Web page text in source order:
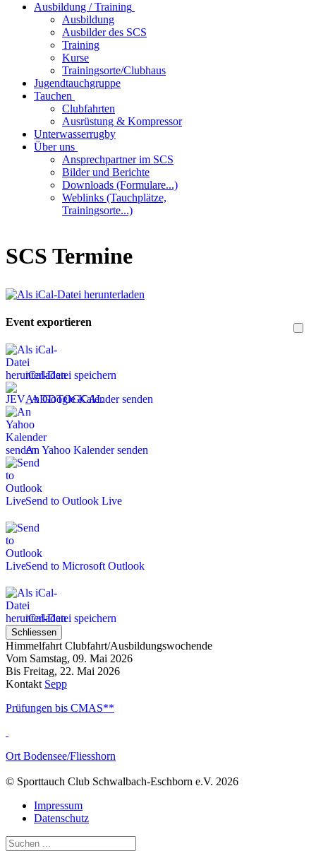
Ausbildung / Training
Ausbildung
Ausbilder des SCS
Training
Kurse
Trainingsorte/Clubhaus
Jugendtauchgruppe
Tauchen
Clubfahrten
Ausrüstung & Kompressor
Unterwasserrugby
Über uns
Ansprechpartner im SCS
Bilder und Berichte
Downloads (Formulare...)
Weblinks (Tauchplätze,
Trainingsorte...)
SCS Termine
Event exportieren
iCal-Datei speichern
An Google Kalender senden
An Yahoo Kalender senden
Send to Outlook Live
Send to Microsoft Outlook
iCal-Datei speichern
Schliessen
Himmelfahrt Clubfahrt/Ausbildungswochende
Vom Samstag, 09. Mai 2026
Bis Freitag, 22. Mai 2026
Kontakt Sepp
Prüfungen bis CMAS**
OrtBodensee/Fliesshorn
© Sporttauch Club Schwalbach-Eschborn e.V. 2026
Impressum
Datenschutz